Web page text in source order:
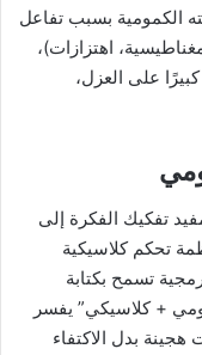
الكمومية بسبب تفاعل
اهتزازات)،
على العزل،
تفكيك الفكرة إلى
تحكم كلاسيكية
تسمح بكتابة
+ كلاسيكي” يفسر
هجينة بدل الاكتفاء